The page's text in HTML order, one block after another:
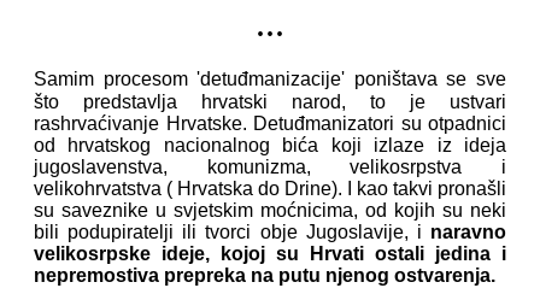
...
Samim procesom 'detuđmanizacije' poništava se sve
što predstavlja hrvatski narod, to je ustvari
rashrvaćivanje Hrvatske. Detuđmanizatori su otpadnici
od hrvatskog nacionalnog bića koji izlaze iz ideja
jugoslavenstva, komunizma, velikosrpstva i
velikohrvatstva ( Hrvatska do Drine). I kao takvi pronašli
su saveznike u svjetskim moćnicima, od kojih su neki
bili podupiratelji ili tvorci obje Jugoslavije, i naravno
velikosrpske ideje, kojoj su Hrvati ostali jedina i
nepremostiva prepreka na putu njenog ostvarenja.